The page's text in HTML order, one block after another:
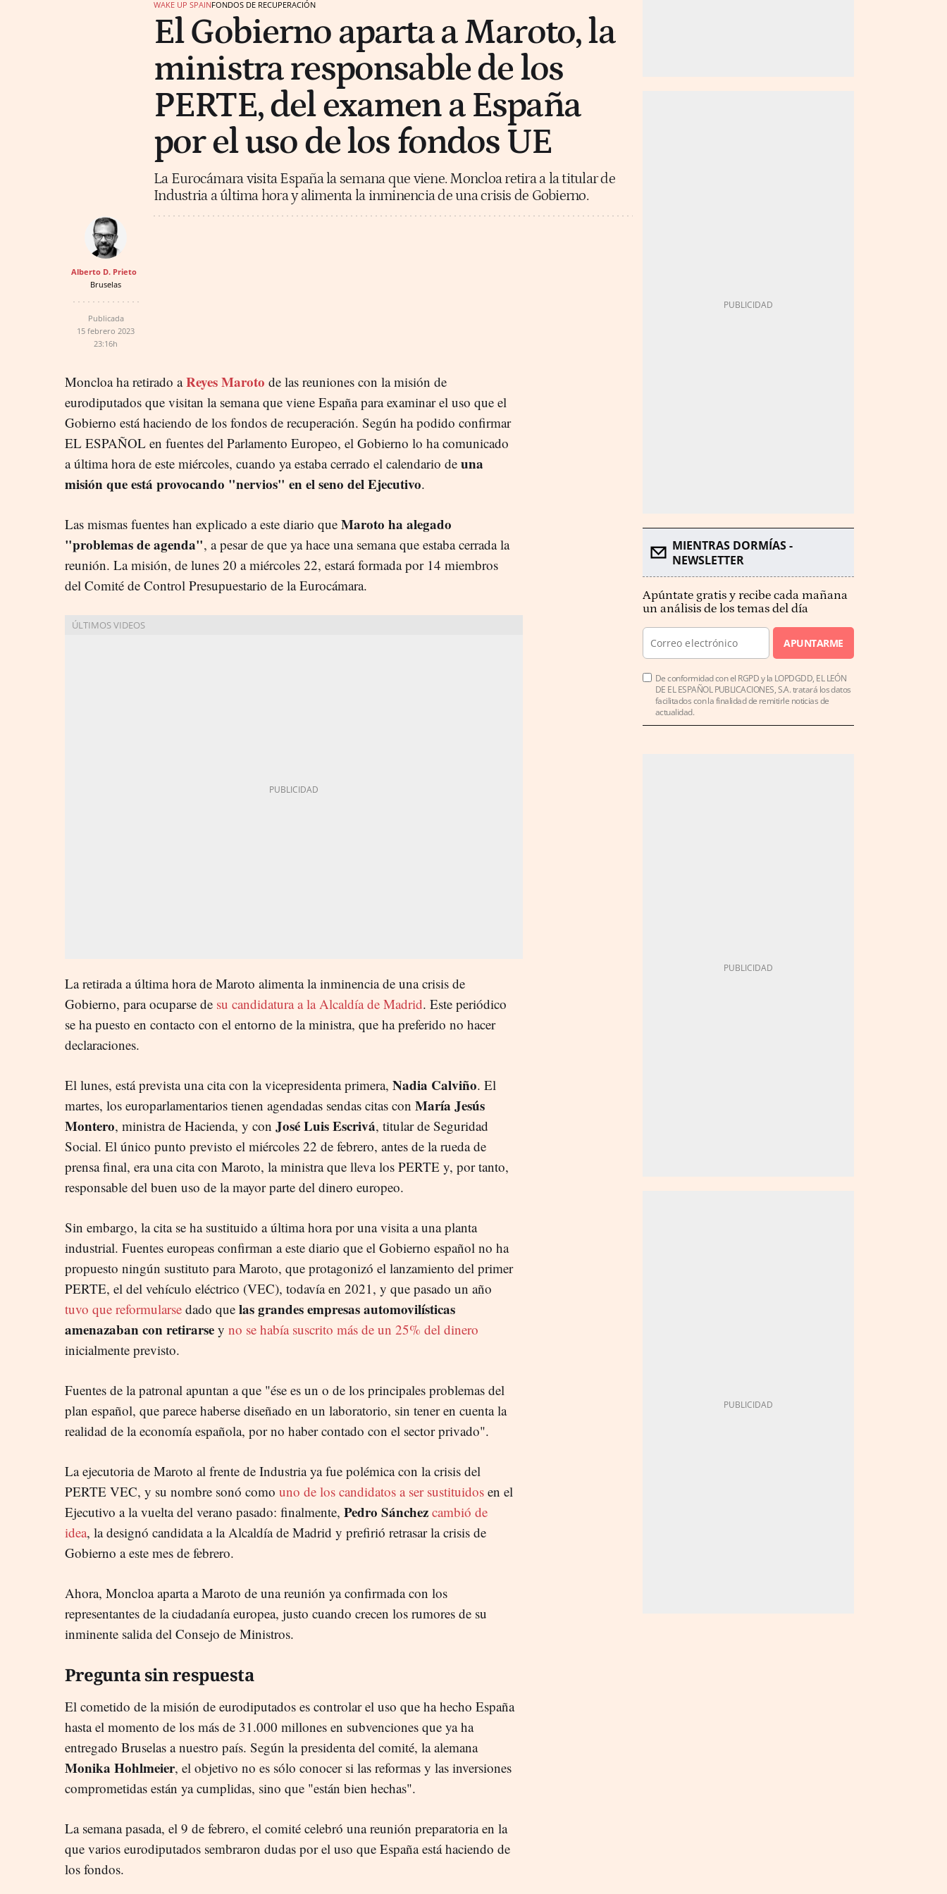
WAKE UP SPAINFONDOS DE RECUPERACIÓN
El Gobierno aparta a Maroto, la
ministra responsable de los
PERTE, del examen a España
por el uso de los fondos UE
La Eurocámara visita España la semana que viene. Moncloa retira a la titular de
Industria a última hora y alimenta la inminencia de una crisis de Gobierno.
Alberto D. Prieto
Bruselas
Publicada
15 febrero 2023
23:16h
Moncloa ha retirado aReyes Maroto de las reuniones con la misión de
eurodiputados que visitan la semana que viene España para examinar el uso que el
Gobierno está haciendo de los fondos de recuperación. Según ha podido confirmar
EL ESPAÑOL en fuentes del Parlamento Europeo, el Gobierno lo ha comunicado
a última hora de este miércoles, cuando ya estaba cerrado el calendario de una
misión que está provocando "nervios" en el seno del Ejecutivo.
Las mismas fuentes han explicado a este diario que Maroto ha alegado
"problemas de agenda", a pesar de que ya hace una semana que estaba cerrada la
reunión. La misión, de lunes 20 a miércoles 22, estará formada por 14 miembros
del Comité de Control Presupuestario de la Eurocámara.
La retirada a última hora de Maroto alimenta la inminencia de una crisis de
Gobierno, para ocuparse de su candidatura a la Alcaldía de Madrid. Este periódico
se ha puesto en contacto con el entorno de la ministra, que ha preferido no hacer
declaraciones.
El lunes, está prevista una cita con la vicepresidenta primera, Nadia Calviño. El
martes, los europarlamentarios tienen agendadas sendas citas con María Jesús
Montero, ministra de Hacienda, y con José Luis Escrivá, titular de Seguridad
Social. El único punto previsto el miércoles 22 de febrero, antes de la rueda de
prensa final, era una cita con Maroto, la ministra que lleva los PERTE y, por tanto,
responsable del buen uso de la mayor parte del dinero europeo.
Sin embargo, la cita se ha sustituido a última hora por una visita a una planta
industrial. Fuentes europeas confirman a este diario que el Gobierno español no ha
propuesto ningún sustituto para Maroto, que protagonizó el lanzamiento del primer
PERTE, el del vehículo eléctrico (VEC), todavía en 2021, y que pasado un año
tuvo que reformularse dado que las grandes empresas automovilísticas
amenazaban con retirarse y no se había suscrito más de un 25% del dinero
inicialmente previsto.
Fuentes de la patronal apuntan a que "ése es un o de los principales problemas del
plan español, que parece haberse diseñado en un laboratorio, sin tener en cuenta la
realidad de la economía española, por no haber contado con el sector privado".
La ejecutoria de Maroto al frente de Industria ya fue polémica con la crisis del
PERTE VEC, y su nombre sonó como uno de los candidatos a ser sustituidos en el
Ejecutivo a la vuelta del verano pasado: finalmente, Pedro Sánchez cambió de
idea, la designó candidata a la Alcaldía de Madrid y prefirió retrasar la crisis de
Gobierno a este mes de febrero.
Ahora, Moncloa aparta a Maroto de una reunión ya confirmada con los
representantes de la ciudadanía europea, justo cuando crecen los rumores de su
inminente salida del Consejo de Ministros.
Pregunta sin respuesta
El cometido de la misión de eurodiputados es controlar el uso que ha hecho España
hasta el momento de los más de 31.000 millones en subvenciones que ya ha
entregado Bruselas a nuestro país. Según la presidenta del comité, la alemana
Monika Hohlmeier, el objetivo no es sólo conocer si las reformas y las inversiones
comprometidas están ya cumplidas, sino que "están bien hechas".
La semana pasada, el 9 de febrero, el comité celebró una reunión preparatoria en la
que varios eurodiputados sembraron dudas por el uso que España está haciendo de
los fondos.
MIENTRAS DORMÍAS -
NEWSLETTER
Apúntate gratis y recibe cada mañana
un análisis de los temas del día
APUNTARME
De conformidad con el RGPD y la LOPDGDD, EL LEÓN
DE EL ESPAÑOL PUBLICACIONES, S.A. tratará los datos
facilitados con la finalidad de remitirle noticias de
actualidad.